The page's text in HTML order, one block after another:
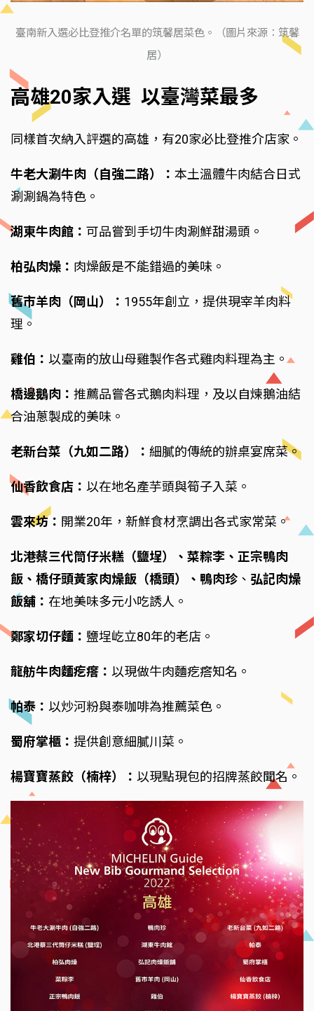
臺南新入選必比登推介名單的筑馨居菜色。（圖片來源：筑馨
居）
高雄20家入選 以臺灣菜最多
同樣首次納入評選的高雄，有20家必比登推介店家。
牛老大涮牛肉（自強二路）： 本土溫體牛肉結合日式
涮涮鍋為特色。
湖東牛肉館： 可品嘗到手切牛肉涮鮮甜湯頭。
柏弘肉燥： 肉燥飯是不能錯過的美味。
舊市羊肉（岡山）： 1955年創立，提供現宰羊肉料
理。
雞伯： 以臺南的放山母雞製作各式雞肉料理為主。
橋邊鵝肉： 推薦品嘗各式鵝肉料理，及以自煉鵝油結
合油蔥製成的美味。
老新台菜（九如二路）： 細膩的傳統的辦桌宴席菜。
仙香飲食店： 以在地名產芋頭與筍子入菜。
雲來坊： 開業20年，新鮮食材烹調出各式家常菜。
北港蔡三代筒仔米糕（鹽埕）、菜粽李、正宗鴨肉
飯、橋仔頭黃家肉燥飯（橋頭）、鴨肉珍 、 弘記肉燥
飯舖： 在地美味多元小吃誘人。
鄭家切仔麵： 鹽埕屹立80年的老店。
龍舫牛肉麵疙瘩： 以現做牛肉麵疙瘩知名。
帕泰： 以炒河粉與泰咖啡為推薦菜色。
蜀府掌櫃： 提供創意細膩川菜。
楊寶寶蒸餃（楠梓）： 以現點現包的招牌蒸餃聞名。